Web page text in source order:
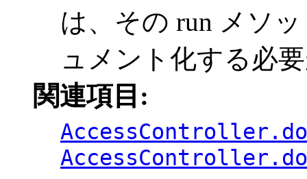
は、その run メソ
ュメント化する必
関連項目: